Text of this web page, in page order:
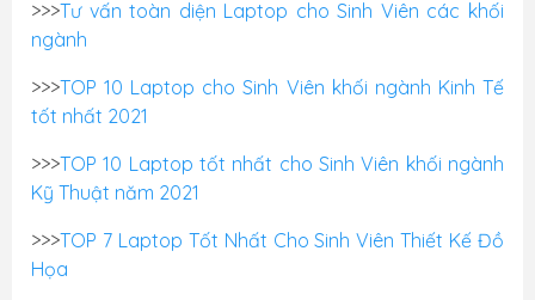
>>>Tư vấn toàn diện Laptop cho Sinh Viên các khối
ngành
>>>TOP 10 Laptop cho Sinh Viên khối ngành Kinh Tế
tốt nhất 2021
>>>TOP 10 Laptop tốt nhất cho Sinh Viên khối ngành
Kỹ Thuật năm 2021
>>>TOP 7 Laptop Tốt Nhất Cho Sinh Viên Thiết Kế Đồ
Họa